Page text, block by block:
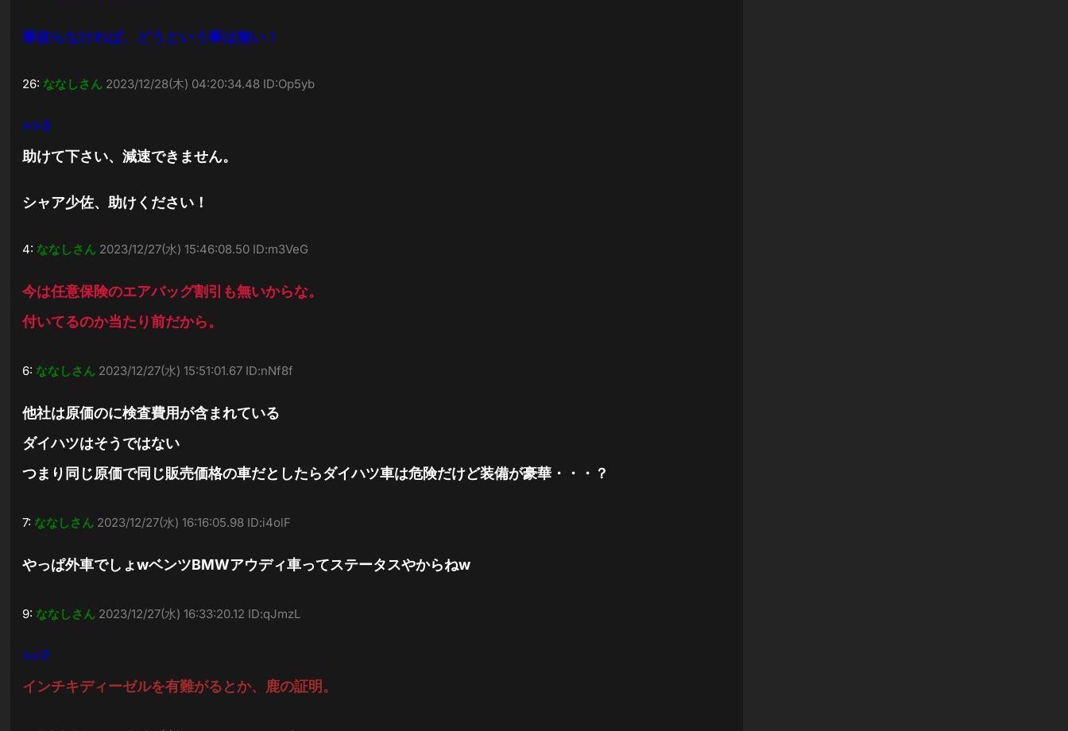
事故らなければ、どうという事は無い！
26: ななしさん 2023/12/28(木) 04:20:34.48 ID:Op5yb
>>3
助けて下さい、減速できません。
シャア少佐、助けください！
4: ななしさん 2023/12/27(水) 15:46:08.50 ID:m3VeG
今は任意保険のエアバッグ割引も無いからな。
付いてるのか当たり前だから。
6: ななしさん 2023/12/27(水) 15:51:01.67 ID:nNf8f
他社は原価のに検査費用が含まれている
ダイハツはそうではない
つまり同じ原価で同じ販売価格の車だとしたらダイハツ車は危険だけど装備が豪華・・・？
7: ななしさん 2023/12/27(水) 16:16:05.98 ID:i4olF
やっぱ外車でしょwベンツBMWアウディ車ってステータスやからねw
9: ななしさん 2023/12/27(水) 16:33:20.12 ID:qJmzL
>>7
インチキディーゼルを有難がるとか、鹿の証明。